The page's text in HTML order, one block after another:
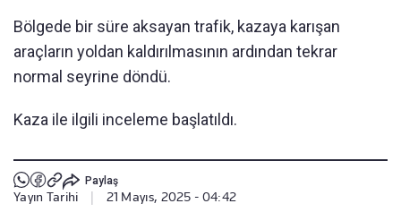
Bölgede bir süre aksayan trafik, kazaya karışan
araçların yoldan kaldırılmasının ardından tekrar
normal seyrine döndü.
Kaza ile ilgili inceleme başlatıldı.
Paylaş
Yayın Tarihi | 21 Mayıs, 2025 - 04:42